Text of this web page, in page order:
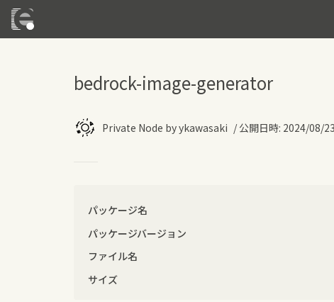
bedrock-image-generator
Private Node byykawasaki / 公開日時: 2024/08/
パッケージ名
パッケージバージョン
ファイル名
サイズ